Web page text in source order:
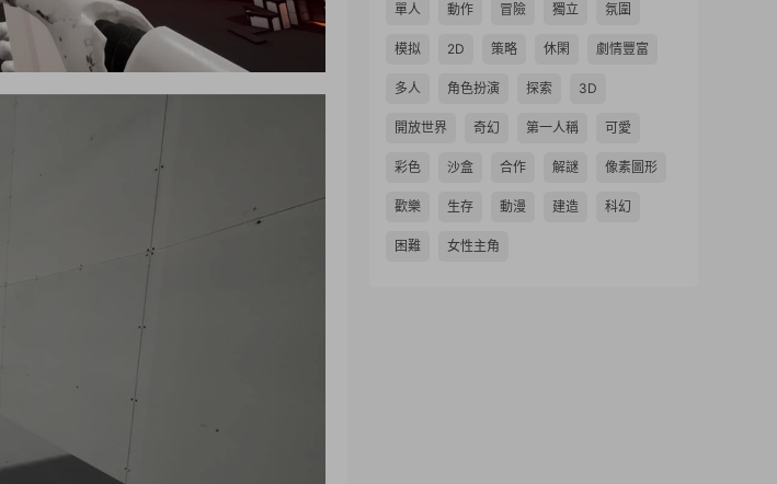
單人 動作 冒險 獨立 氛圍
模拟 2D 策略 休閑 劇情豐富
多人 角色扮演 探索 3D
開放世界 奇幻 第一人稱 可愛
彩色 沙盒 合作 解謎 像素圖形
歡樂 生存 動漫 建造 科幻
困難 女性主角